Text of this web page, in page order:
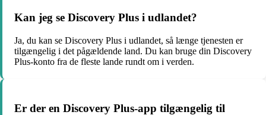
Kan jeg se Discovery Plus i udlandet?
Ja, du kan se Discovery Plus i udlandet, så længe tjenesten er
tilgængelig i det pågældende land. Du kan bruge din Discovery
Plus-konto fra de fleste lande rundt om i verden.
Er der en Discovery Plus-app tilgængelig til